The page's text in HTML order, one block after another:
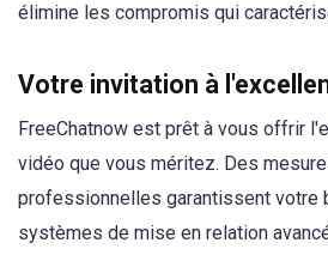
élimine les compromis qui
Votre invitation à
FreeChatnow est prêt à vous offrir
vidéo que vous méritez. Des
professionnelles garantissent votre
systèmes de mise en relation